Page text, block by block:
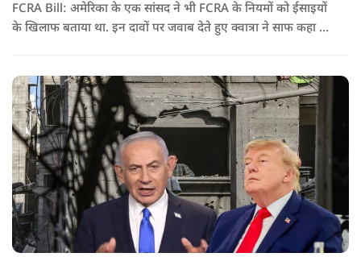
FCRA Bill: अमेरिका के एक सांसद ने भी FCRA के नियमों को ईसाइयों
के खिलाफ बताया था. इन दावों पर जवाब देते हुए क्वात्रा ने साफ कहा कि
पारदर्शिता, जवाबदेही और देश की सुरक्षा से जुड़े पहलू इस कानून के केंद्र
में हैं.